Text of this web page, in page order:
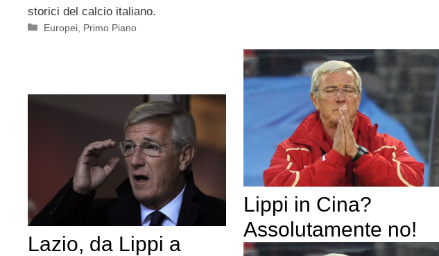
storici del calcio italiano.
Categorie
Europei Primo Piano
Lippi in Cina?
Assolutamente no!
Lazio, da Lippi a